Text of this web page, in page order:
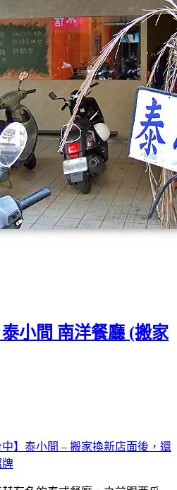
泰小間 南洋餐廳 (搬家
】泰小間 – 搬家換新店面後，還
牌